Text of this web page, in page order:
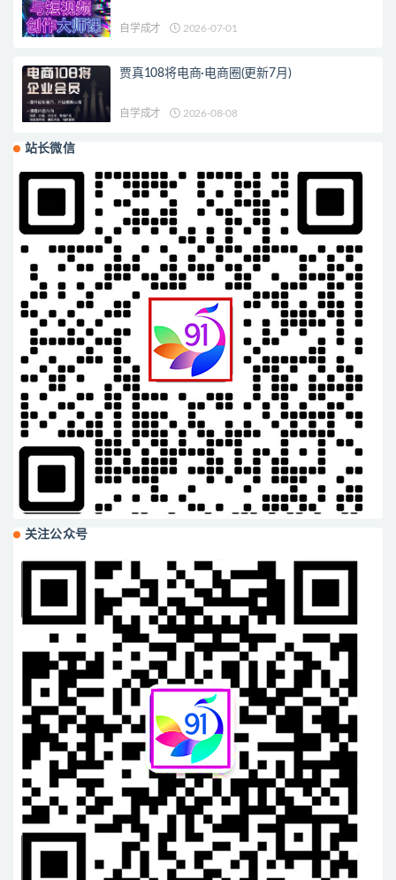
自学成才 2026-07-01
贾真108将电商·电商圈(更新7月)
自学成才 2026-08-08
站长微信
关注公众号